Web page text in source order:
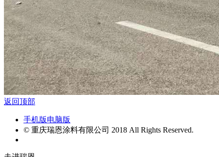
返回顶部
手机版电脑版
© 重庆瑞恩涂料有限公司 2018 All Rights Reserved.